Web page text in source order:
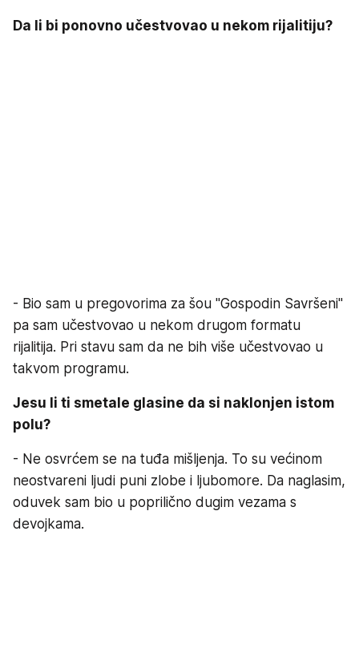
Da li bi ponovno učestvovao u nekom rijalitiju?
- Bio sam u pregovorima za šou "Gospodin Savršeni"
pa sam učestvovao u nekom drugom formatu
rijalitija. Pri stavu sam da ne bih više učestvovao u
takvom programu.
Jesu li ti smetale glasine da si naklonjen istom
polu?
- Ne osvrćem se na tuđa mišljenja. To su većinom
neostvareni ljudi puni zlobe i ljubomore. Da naglasim,
oduvek sam bio u poprilično dugim vezama s
devojkama.